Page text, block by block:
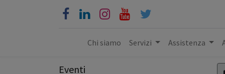
Chi siamo Servizi Assistenza
Eventi